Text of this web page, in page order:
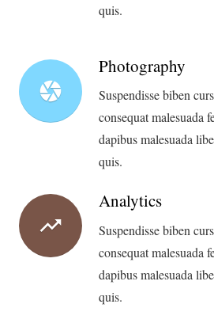
quis.
camera
Photography
Suspendisse biben
consequat malesuada
dapibus malesuada
quis.
trending_up
Analytics
Suspendisse biben
consequat malesuada
dapibus malesuada
quis.